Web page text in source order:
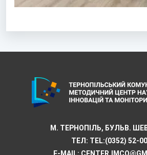
М. ТЕРНОПІЛЬ, БУЛЬВ.
ТЕЛ: TEL:(0352) 52-
E-MAIL: